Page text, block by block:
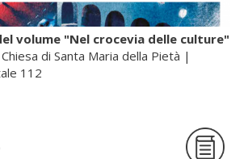
volume "Nel crocevia delle culture"
di Santa Maria della Pietà |
112
la presentazione del